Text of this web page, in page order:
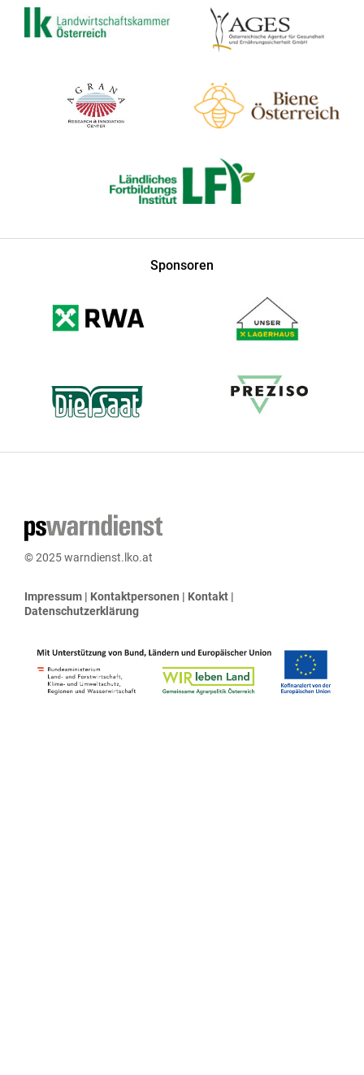
Sponsoren
© 2025 warndienst.lko.at
Impressum | Kontaktpersonen | Kontakt |
Datenschutzerklärung